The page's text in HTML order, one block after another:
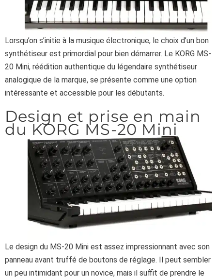
Lorsqu’on s’initie à la musique électronique, le choix d’un bon
synthétiseur est primordial pour bien démarrer. Le KORG MS-
20 Mini, réédition authentique du légendaire synthétiseur
analogique de la marque, se présente comme une option
intéressante et accessible pour les débutants.
Design et prise en main
du KORG MS-20 Mini
Le design du MS-20 Mini est assez impressionnant avec son
panneau avant truffé de boutons de réglage. Il peut sembler
un peu intimidant pour un novice, mais il suffit de prendre le